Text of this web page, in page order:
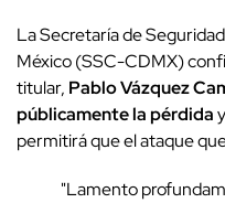
La Secretaría de
México (SSC-CDMX)
titular, Pablo Vázquez
públicamente la pérdida
permitirá que el ataque
"Lamento